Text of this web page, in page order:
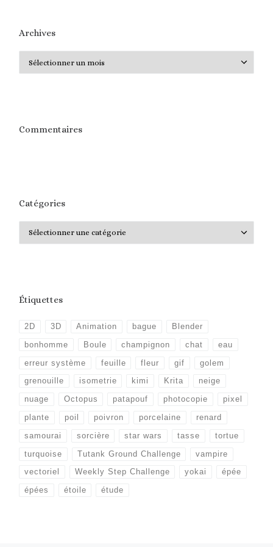
Archives
Commentaires
Catégories
Étiquettes
2D 3D Animation bague Blender
bonhomme Boule champignon chat eau
erreur système feuille fleur gif golem
grenouille isometrie kimi Krita neige
nuage Octopus patapouf photocopie pixel
plante poil poivron porcelaine renard
samourai sorcière star wars tasse tortue
turquoise Tutank Ground Challenge vampire
vectoriel Weekly Step Challenge yokai épée
épées étoile étude